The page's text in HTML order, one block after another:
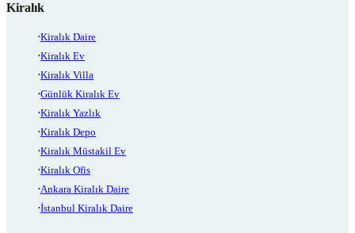
Kiralık
Kiralık Daire
Kiralık Ev
Kiralık Villa
Günlük Kiralık Ev
Kiralık Yazlık
Kiralık Depo
Kiralık Müstakil Ev
Kiralık Ofis
Ankara Kiralık Daire
İstanbul Kiralık Daire